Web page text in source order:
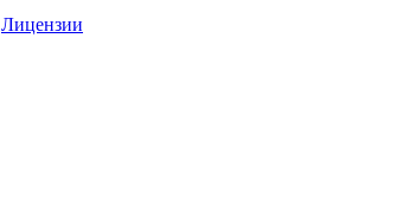
Лицензии